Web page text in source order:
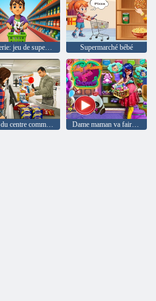
Épicerie: jeu de supermarché Supermarché bébé
Fille du centre commercial Dame maman va faire du shopping